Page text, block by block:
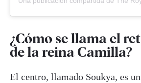
¿Cómo se llama el
de la reina Camilla?
El centro, llamado Soukya, es